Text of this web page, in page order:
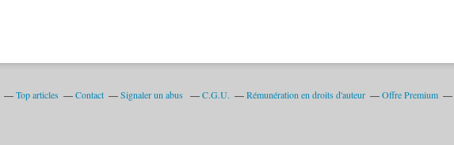
Top articles Contact Signaler un abus C.G.U. Rémunération en droits d'auteur Offre Premium